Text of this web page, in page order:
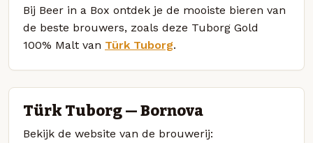
Bij Beer in a Box ontdek je de mooiste bieren van
de beste brouwers, zoals deze Tuborg Gold
100% Malt van Türk Tuborg.
Türk Tuborg — Bornova
Bekijk de website van de brouwerij: